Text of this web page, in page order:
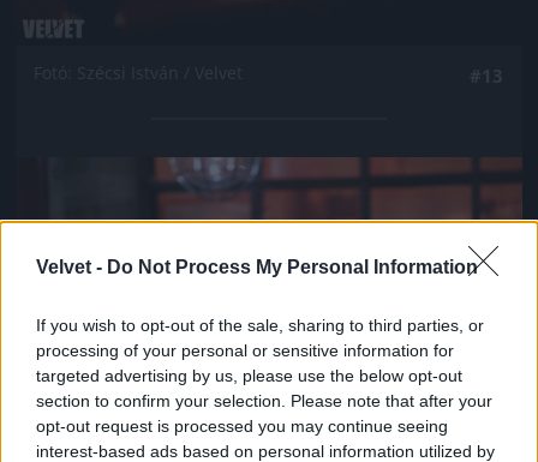
Velvet - Do Not Process My Personal Information
If you wish to opt-out of the sale, sharing to third parties, or
processing of your personal or sensitive information for
targeted advertising by us, please use the below opt-out
section to confirm your selection. Please note that after your
opt-out request is processed you may continue seeing
interest-based ads based on personal information utilized by
Jön még kép!